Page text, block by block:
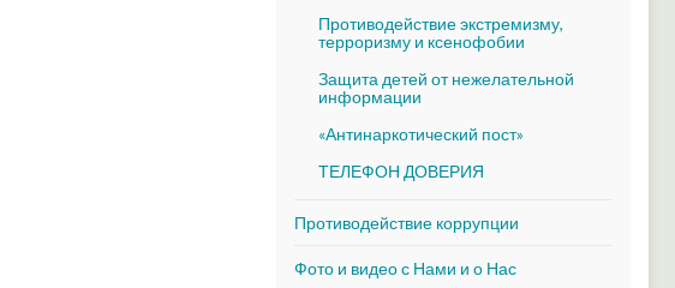
Противодействие экстремизму,
терроризму и ксенофобии
Защита детей от нежелательной
информации
«Антинаркотический пост»
ТЕЛЕФОН ДОВЕРИЯ
Противодействие коррупции
Фото и видео с Нами и о Нас